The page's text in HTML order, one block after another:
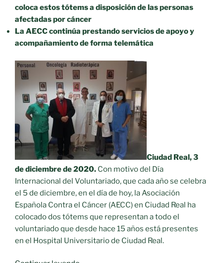
coloca estos tótems a disposición de las personas
afectadas por cáncer
La AECC continúa prestando servicios de apoyo y
acompañamiento de forma telemática
Ciudad Real, 3
de diciembre de 2020. Con motivo del Día
Internacional del Voluntariado, que cada año se celebra
el 5 de diciembre, en el día de hoy, la Asociación
Española Contra el Cáncer (AECC) en Ciudad Real ha
colocado dos tótems que representan a todo el
voluntariado que desde hace 15 años está presentes
en el Hospital Universitario de Ciudad Real.